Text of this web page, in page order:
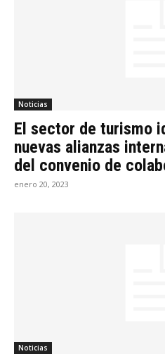
Noticias
El sector de turismo
nuevas alianzas
del convenio de
enero 20, 2023
Noticias